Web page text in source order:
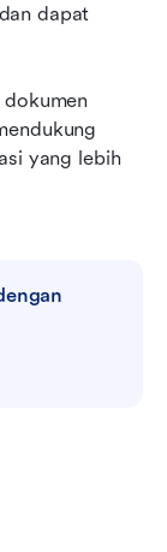
dapat
yang lebih